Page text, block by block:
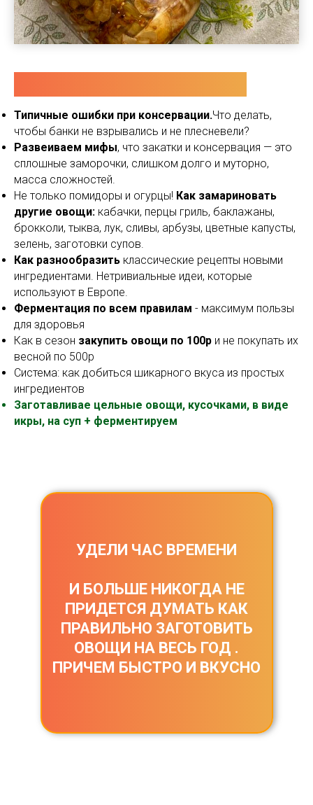
Типичные ошибки при консервации.Что делать,
чтобы банки не взрывались и не плесневели?
Развеиваем мифы, что закатки и консервация — это
сплошные заморочки, слишком долго и муторно,
масса сложностей.
Не только помидоры и огурцы! Как замариновать
другие овощи: кабачки, перцы гриль, баклажаны,
брокколи, тыква, лук, сливы, арбузы, цветные капусты,
зелень, заготовки супов.
Как разнообразить классические рецепты новыми
ингредиентами. Нетривиальные идеи, которые
используют в Европе.
Ферментация по всем правилам - максимум пользы
для здоровья
Как в сезон закупить овощи по 100р и не покупать их
весной по 500р
Система: как добиться шикарного вкуса из простых
ингредиентов
Заготавливае цельные овощи, кусочками, в виде
икры, на суп + ферментируем
УДЕЛИ ЧАС ВРЕМЕНИ
И БОЛЬШЕ НИКОГДА НЕ
ПРИДЕТСЯ ДУМАТЬ КАК
ПРАВИЛЬНО ЗАГОТОВИТЬ
ОВОЩИ НА ВЕСЬ ГОД .
ПРИЧЕМ БЫСТРО И ВКУСНО